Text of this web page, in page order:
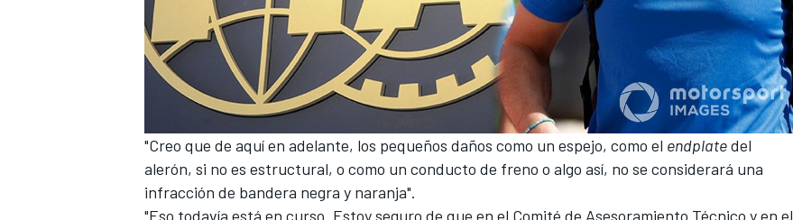
"Creo que de aquí en adelante, los pequeños daños como un espejo, como el endplatedel
alerón, si no es estructural, o como un conducto de freno o algo así, no se considerará una
infracción de bandera negra y naranja".
"Eso todavía está en curso. Estoy seguro de que en el Comité de Asesoramiento Técnico y en el